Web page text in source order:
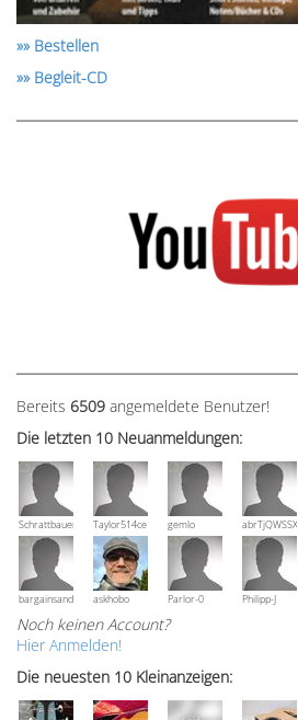
»» Bestellen
»» Begleit-CD
Bereits 6509 angemeldete Benutzer!
Die letzten 10 Neuanmeldungen:
Schrattbauer Taylor514ce gemlo
bargainsandmoreaskhobo Parlor-0 Philipp-J
Noch keinen Account?
Hier Anmelden!
Die neuesten 10 Kleinanzeigen: